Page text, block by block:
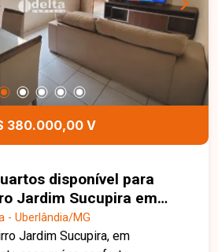
380.000,00 V
para
Jardim Sucupira em
- Uberlândia/MG
Jardim Sucupira, em